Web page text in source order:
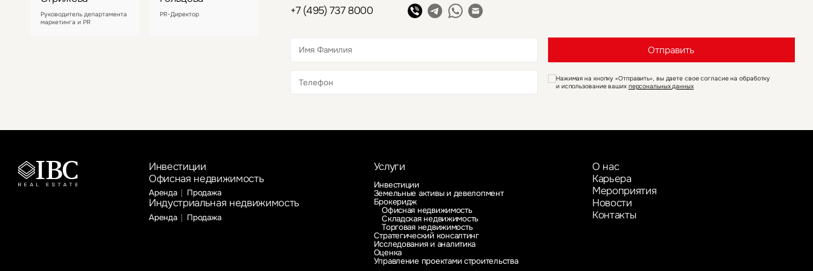
Руководитель департамента
маркетинга и PR
PR-Директор +7 (495) 737 8000
Отправить
Нажимая на кнопку «Отправить», вы даете свое согласие на обработку
и использование ваших персональных данных
Инвестиции
Офисная недвижимость
Аренда Продажа
Индустриальная недвижимость
Аренда Продажа
Услуги
Инвестиции
Земельные активы и девелопмент
Брокеридж
Офисная недвижимость
Складская недвижимость
Торговая недвижимость
Стратегический консалтинг
Исследования и аналитика
Оценка
Управление проектами строительства
О нас
Карьера
Мероприятия
Новости
Контакты